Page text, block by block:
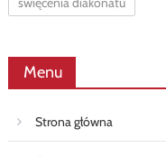
Menu
Strona główna